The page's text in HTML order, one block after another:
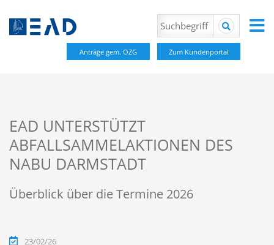
Anträge gem. OZG Zum Kundenportal
EAD UNTERSTÜTZT
ABFALLSAMMELAKTIONEN DES
NABU DARMSTADT
Überblick über die Termine 2026
23/02/26